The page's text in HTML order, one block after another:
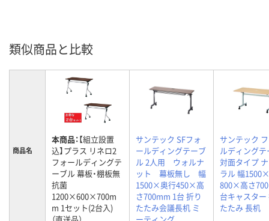
類似商品と比較
商品名
本商品：【組立設置
込】プラス リネロ2
フォールディングテ
ーブル 幕板・棚板無
抗菌
1200×600×700m
m 1セット(2台入)
サンテック SFフォ
ールディングテーブ
ル 2人用 ウォルナ
ット 幕板無し 幅
1500×奥行450×高
さ700mm 1台 折り
たたみ会議長机 ミ
サンテック
ルディング
対面タイプ
ラル 幅
800×高さ
台キャスター
たたみ 長机